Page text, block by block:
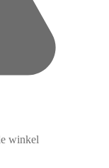
winkel